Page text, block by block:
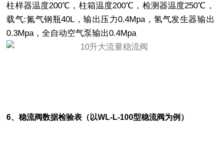
柱样器温度200℃，柱箱温度200℃，检测器温度250℃，
载气:氮气钢瓶40L，输出压力0.4Mpa，氢气发生器输出
0.3Mpa，全自动空气泵输出0.4Mpa
6、稳流阀数据检验表（以WL-L-100型稳流阀为例）